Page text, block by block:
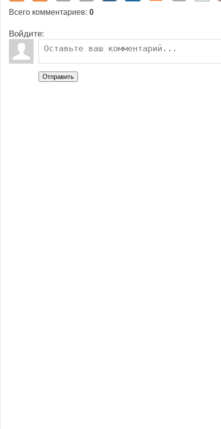
Всего комментариев: 0
Войдите:
Отправить